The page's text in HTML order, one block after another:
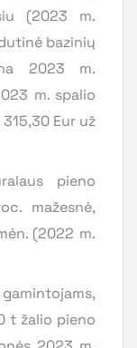
(2023 m.
bazinių
2023 m.
m. spalio
Eur už
pieno
mažesnė,
(2022 m.
t žalio pieno